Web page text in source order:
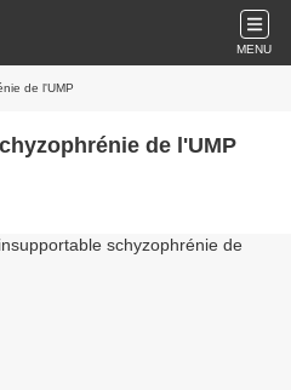
MENU
de l'UMP
de l'UMP